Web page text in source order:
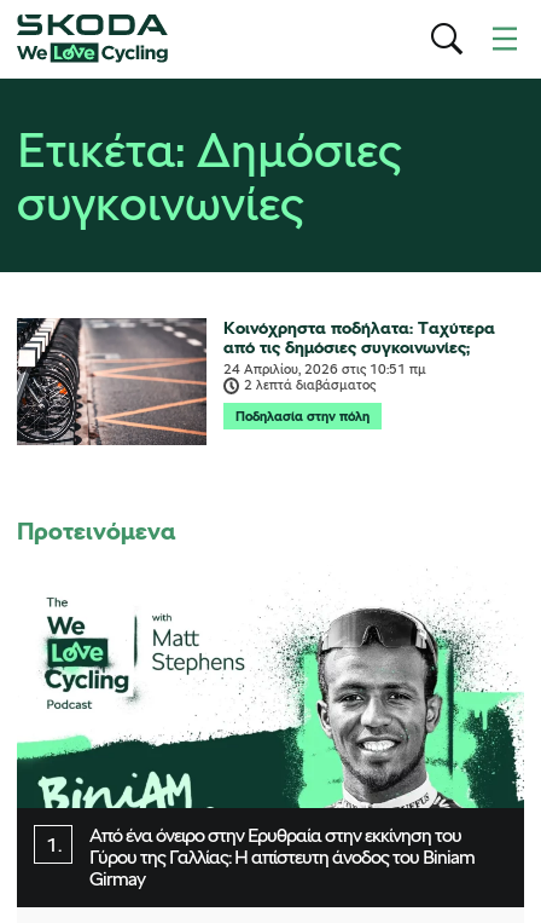
Ετικέτα: Δημόσιες
συγκοινωνίες
Κοινόχρηστα ποδήλατα: Ταχύτερα
από τις δημόσιες συγκοινωνίες;
24 Απριλίου, 2026στις 10:51 πμ
2 λεπτά διαβάσματος
Ποδηλασία στην πόλη
Προτεινόμενα
Από ένα όνειρο στην Ερυθραία στην εκκίνηση του
Γύρου της Γαλλίας: Η απίστευτη άνοδος του Biniam
Girmay